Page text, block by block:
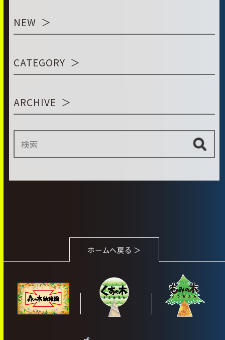
NEW
CATEGORY
ARCHIVE
ホームへ戻る ＞